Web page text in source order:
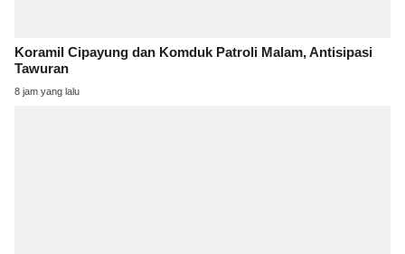
Koramil Cipayung dan Komduk Patroli Malam, Antisipasi
Tawuran
8 jam yang lalu